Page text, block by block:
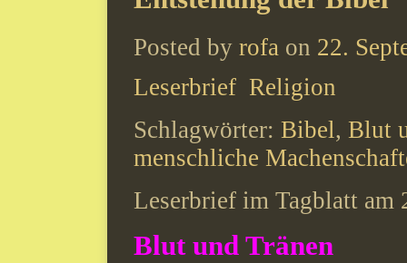
Posted by rofa on 22.
Leserbrief Religion
Schlagwörter: Bibel, Blut
menschliche
Leserbrief im Tagblatt am
Blut und Tränen